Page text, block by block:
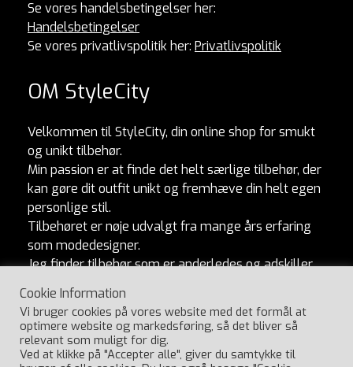
Se vores handelsbetingelser her:
Handelsbetingelser
Se vores privatlivspolitik her: Privatlivspolitik
OM StyleCity
Velkommen til StyleCity, din online shop for smukt
og unikt tilbehør.
Min passion er at finde det helt særlige tilbehør, der
kan gøre dit outfit unikt og fremhæve din helt egen
personlige stil.
Tilbehøret er nøje udvalgt fra mange års erfaring
som modedesigner.
Jeg finder tilbehør som er anderledes og adskiller
sig fra mængden. Og som naturligvis er lavet af
ordentlige materialer og produceret med omtanke.
Jeg håber, du vil elske at udforske min kollektion
lige så meget, som jeg elsker at skabe den.
Har du spørgsmål, så ring til Ulla på 29404547.
Cookie Information
Vi bruger cookies på vores website med det formål at
optimere website og markedsføring, så det bliver så
relevant som muligt for dig.
Ved at klikke på "Accepter alle", giver du samtykke til